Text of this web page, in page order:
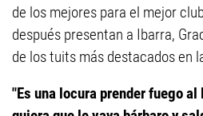
de los mejores para el mejor
después presentan a Ibarra,
de los tuits más destacados en
"Es una locura prender fuego